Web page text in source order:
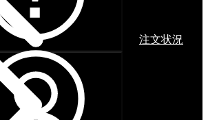
注文状況